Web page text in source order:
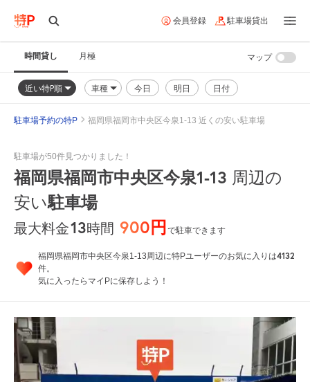
会員登録 駐車場貸出
時間貸し 月極
近い特P順 車種 今日 明日 日付
マップ
駐車場予約の特P 福岡県福岡市中央区今泉1-13 近くの安い駐車場
駐車場が50件見つかりました！
福岡県福岡市中央区今泉1-13 周辺の
安い駐車場
最大料金13時間 900円で駐車できます
福岡県福岡市中央区今泉1-13周辺に特Pユーザーのお気に入りは4132
件。
気に入ったらマイPに保存しよう！